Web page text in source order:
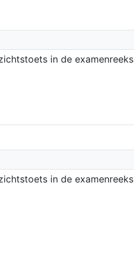
in de examenreeks
in de examenreeks